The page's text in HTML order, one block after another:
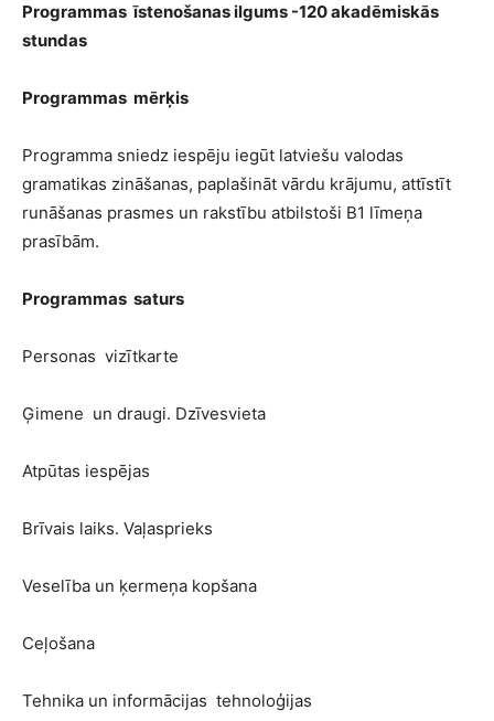
Programmas īstenošanas ilgums -120 akadēmiskās
stundas
Programmas mērķis
Programma sniedz iespēju iegūt latviešu valodas
gramatikas zināšanas, paplašināt vārdu krājumu, attīstīt
runāšanas prasmes un rakstību atbilstoši B1 līmeņa
prasībām.
Programmas saturs
Personas vizītkarte
Ģimene un draugi. Dzīvesvieta
Atpūtas iespējas
Brīvais laiks. Vaļasprieks
Veselība un ķermeņa kopšana
Ceļošana
Tehnika un informācijas tehnoloģijas